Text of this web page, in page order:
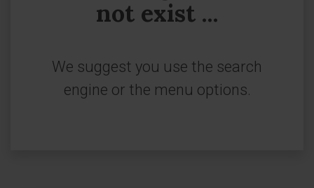
not exist ...
We suggest you use the search
engine or the menu options.